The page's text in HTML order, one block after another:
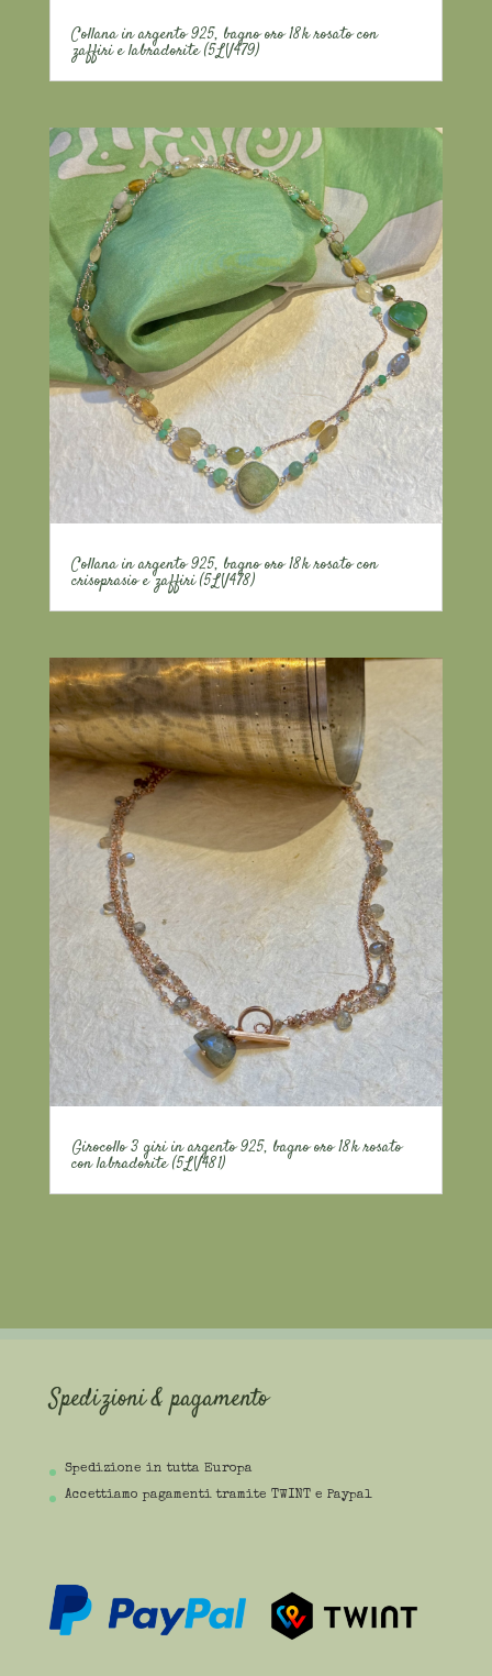
Collana in argento 925, bagno oro 18k rosato con
zaffiri e labradorite (5LV479)
Collana in argento 925, bagno oro 18k rosato con
crisoprasio e zaffiri (5LV478)
Girocollo 3 giri in argento 925, bagno oro 18k rosato
con labradorite (5LV481)
Spedizioni & pagamento
Spedizione in tutta Europa
Accettiamo pagamenti tramite TWINT e Paypal